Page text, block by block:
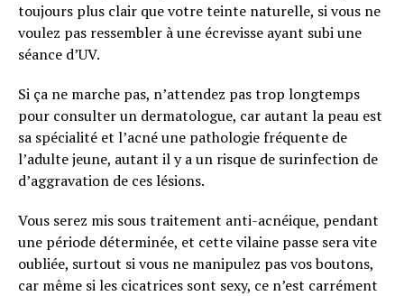
toujours plus clair que votre teinte naturelle, si vous ne
voulez pas ressembler à une écrevisse ayant subi une
séance d’UV.
Si ça ne marche pas, n’attendez pas trop longtemps
pour consulter un dermatologue, car autant la peau est
sa spécialité et l’acné une pathologie fréquente de
l’adulte jeune, autant il y a un risque de surinfection de
d’aggravation de ces lésions.
Vous serez mis sous traitement anti-acnéique, pendant
une période déterminée, et cette vilaine passe sera vite
oubliée, surtout si vous ne manipulez pas vos boutons,
car même si les cicatrices sont sexy, ce n’est carrément